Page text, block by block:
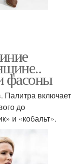
фасоны
Палитра включает
до
и «кобальт».